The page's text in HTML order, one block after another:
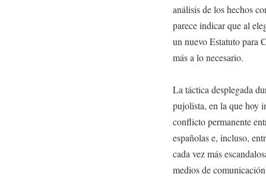
análisis de los hechos
parece indicar que al
un nuevo Estatuto para
más a lo necesario.
La táctica desplegada
pujolista, en la que hoy
conflicto permanente
españolas e, incluso,
cada vez más
medios de